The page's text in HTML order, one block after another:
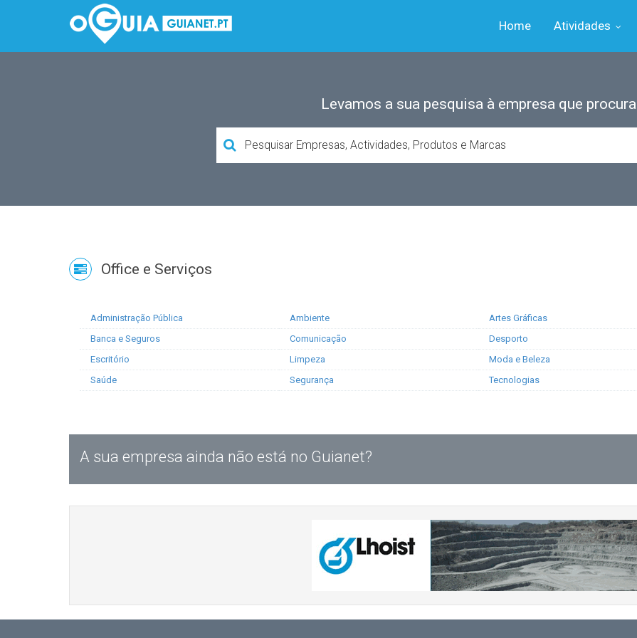
Home Atividades
Levamos a sua pesquisa à empresa que procura
Office e Serviços
Administração Pública Ambiente Artes Gráficas
Banca e Seguros
Comunicação Desporto
Escritório
Limpeza Moda e Beleza
Saúde
Segurança Tecnologias
A sua empresa ainda não está no Guianet?